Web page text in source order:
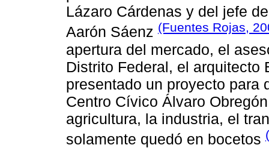
Lázaro Cárdenas y del jefe
Aarón Sáenz (Fuentes Rojas,
apertura del mercado, el
Distrito Federal, el arquitecto
presentado un proyecto para
Centro Cívico Álvaro
agricultura, la industria, el
solamente quedó en bocetos